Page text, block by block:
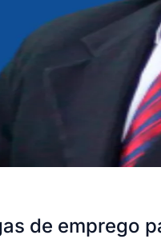
de emprego